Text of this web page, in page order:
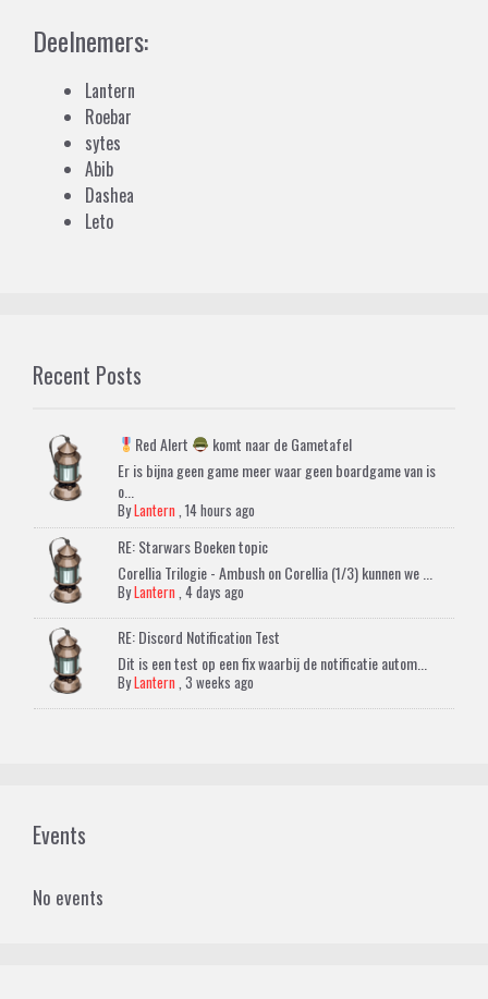
Deelnemers:
Lantern
Roebar
sytes
Abib
Dashea
Leto
Recent Posts
Red Alert
komt naar de Gametafel
Er is bijna geen game meer waar geen boardgame van is
o...
ByLantern ,14 hours ago
RE: Starwars Boeken topic
Corellia Trilogie - Ambush on Corellia (1/3) kunnen we ...
ByLantern ,4 days ago
RE: Discord Notification Test
Dit is een test op een fix waarbij de notificatie autom...
ByLantern ,3 weeks ago
Events
No events